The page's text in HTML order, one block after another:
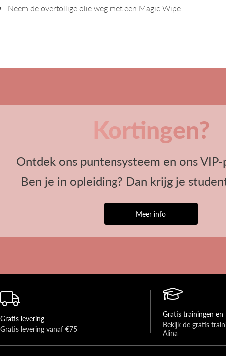
Neem de overtollige olie weg met een Magic Wipe
Kortingen?
Ontdek ons puntensysteem en ons
Ben je in opleiding? Dan krijg je
Meer info
Gratis levering
Gratis levering vanaf €75
Gratis trainingen en
Bekijk de gratis
Alina